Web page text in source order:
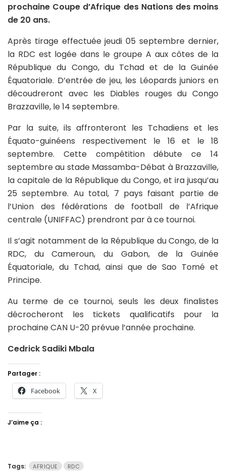
prochaine Coupe d’Afrique des Nations des moins
de 20 ans.
Après tirage effectuée jeudi 05 septembre dernier,
la RDC est logée dans le groupe A aux côtes de la
République du Congo, du Tchad et de la Guinée
Équatoriale. D’entrée de jeu, les Léopards juniors en
découdreront avec les Diables rouges du Congo
Brazzaville, le 14 septembre.
Par la suite, ils affronteront les Tchadiens et les
Équato-guinéens respectivement le 16 et le 18
septembre. Cette compétition débute ce 14
septembre au stade Massamba-Débat à Brazzaville,
la capitale de la République du Congo, et ira jusqu’au
25 septembre. Au total, 7 pays faisant partie de
l’Union des fédérations de football de l’Afrique
centrale (UNIFFAC) prendront par à ce tournoi.
Il s’agit notamment de la République du Congo, de la
RDC, du Cameroun, du Gabon, de la Guinée
Équatoriale, du Tchad, ainsi que de Sao Tomé et
Principe.
Au terme de ce tournoi, seuls les deux finalistes
décrocheront les tickets qualificatifs pour la
prochaine CAN U-20 prévue l’année prochaine.
Cedrick Sadiki Mbala
Partager :
Facebook X
J’aime ça :
Tags: AFRIQUE RDC